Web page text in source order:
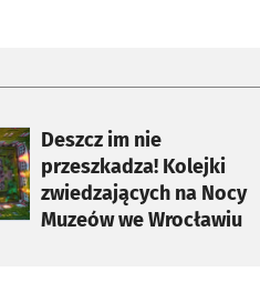
Deszcz im nie
przeszkadza! Kolejki
zwiedzających na Nocy
Muzeów we Wrocławiu
nowej karcie